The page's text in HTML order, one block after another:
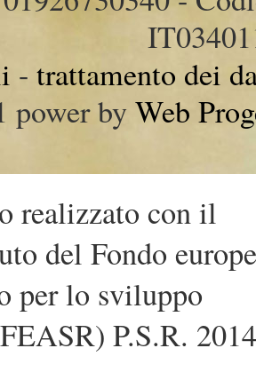
-trattamento dei
power byWeb
realizzato con il
del Fondo
per lo sviluppo
P.S.R.